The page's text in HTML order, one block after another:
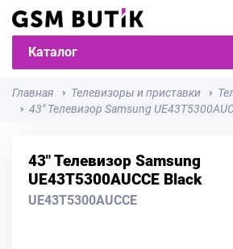
Каталог
Главная Телевизоры и приставки
43" Телевизор Samsung
43" Телевизор Samsung
UE43T5300AUCCE Black
UE43T5300AUCCE